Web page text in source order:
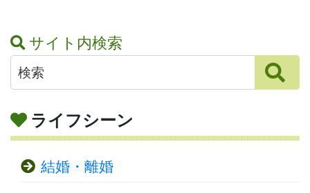
サイト内検索
ライフシーン
結婚・離婚